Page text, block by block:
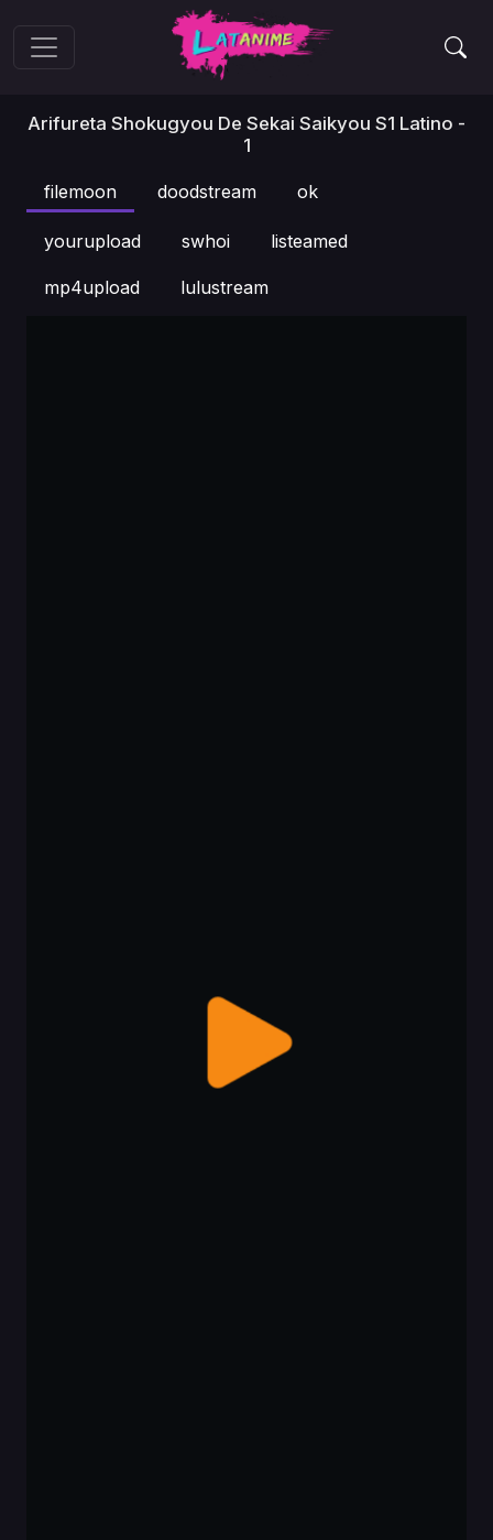
Arifureta Shokugyou De Sekai Saikyou S1 Latino -
1
filemoon doodstream ok
yourupload swhoi listeamed
mp4upload lulustream